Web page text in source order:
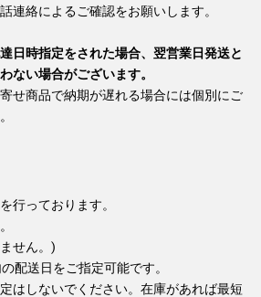
連絡によるご確認をお願いします。
日時指定をされた場合、翌営業日発送と
ない場合がございます。
せ商品で納期が遅れる場合には個別にご
行っております。
せん。)
配送日をご指定可能です。
はしないでください。在庫があれば最短